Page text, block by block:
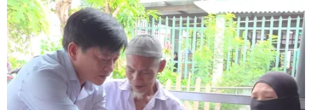
#U23 Việt Nam
#Giải U23 Đông Nam Á 2025
#U23 Indonesia
#Công Phương Indonesia